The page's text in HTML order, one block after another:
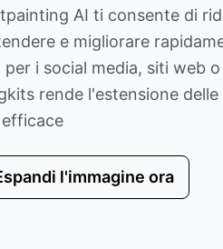
AI ti consente di
e migliorare
per i social media, siti web
rende l'estensione
l'immagine ora